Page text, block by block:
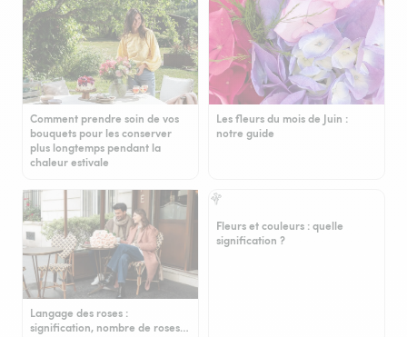
Comment prendre soin de vos
bouquets pour les conserver
plus longtemps pendant la
chaleur estivale
Les fleurs du mois de Juin :
notre guide
Langage des roses :
signification, nombre de roses…
Fleurs et couleurs : quelle
signification ?